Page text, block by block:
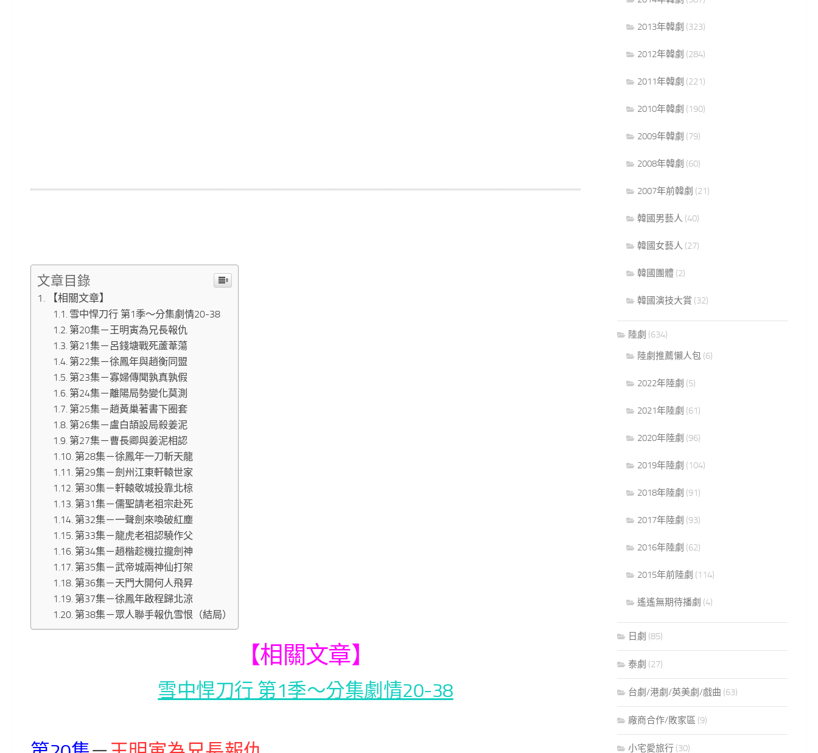
文章目錄
【相關文章】
雪中悍刀行 第1季～分集劇情20-38
第20集－王明寅為兄長報仇
第21集－呂錢塘戰死蘆葦蕩
第22集－徐鳳年與趙衡同盟
第23集－寡婦傳聞孰真孰假
第24集－離陽局勢變化莫測
第25集－趙黃巢著書下圈套
第26集－盧白頡設局殺姜泥
第27集－曹長卿與姜泥相認
第28集－徐鳳年一刀斬天龍
第29集－劍州江東軒轅世家
第30集－軒轅敬城投靠北椋
第31集－儒聖請老祖宗赴死
第32集－一聲劍來喚破紅塵
第33集－龍虎老祖認驍作父
第34集－趙楷趁機拉攏劍神
第35集－武帝城兩神仙打架
第36集－天門大開何人飛昇
第37集－徐鳳年啟程歸北涼
第38集－眾人聯手報仇雪恨（結局）
【相關文章】
雪中悍刀行 第1季～分集劇情20-38
2013年韓劇 (323)
2012年韓劇 (284)
2011年韓劇 (221)
2010年韓劇 (190)
2009年韓劇 (79)
2008年韓劇 (60)
2007年前韓劇 (21)
韓國男藝人 (40)
韓國女藝人 (27)
韓國團體 (2)
韓國演技大賞 (32)
陸劇 (634)
陸劇推薦懶人包 (6)
2022年陸劇 (5)
2021年陸劇 (61)
2020年陸劇 (96)
2019年陸劇 (104)
2018年陸劇 (91)
2017年陸劇 (93)
2016年陸劇 (62)
2015年前陸劇 (114)
遙遙無期待播劇 (4)
日劇 (85)
泰劇 (27)
台劇/港劇/英美劇/戲曲 (63)
廠商合作/敗家區 (9)
小宅愛旅行 (30)